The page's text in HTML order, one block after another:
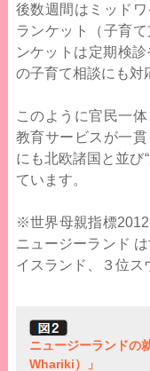
後数週間はミッド
ランケット（子育
ンケットは定期検
の子育て相談にも対
このように官民一
教育サービスが一
にも北欧諸国と並
ています。
※世界母親指標2012
ニュージーランド
イスランド、３位ス
ニュージーランドの
Whariki）」